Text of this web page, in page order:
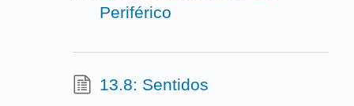
Periférico
13.8: Sentidos